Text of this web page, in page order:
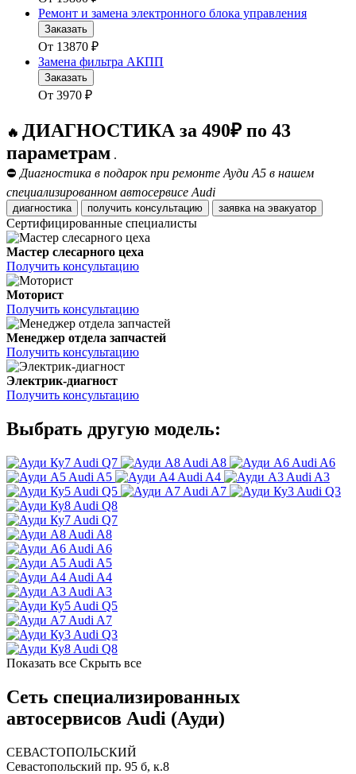
Ремонт и замена электронного блока управления
Заказать
От 13870 ₽
Замена фильтра АКПП
Заказать
От 3970 ₽
🔥 ДИАГНОСТИКА за 490₽ по 43
параметрам .
⛔ Диагностика в подарок при ремонте Ауди А5 в нашем
специализированном автосервисе Audi
диагностика получить консультацию заявка на эвакуатор
Сертифицированные специалисты
Мастер слесарного цеха
Получить консультацию
Моторист
Получить консультацию
Менеджер отдела запчастей
Получить консультацию
Электрик-диагност
Получить консультацию
Выбрать другую модель:
Audi Q7 Audi A8
Audi A6
Audi A5
Audi A4
Audi A3
Audi Q5
Audi A7
Audi Q3
Audi Q8
Audi Q7
Audi A8
Audi A6
Audi A5
Audi A4
Audi A3
Audi Q5
Audi A7
Audi Q3
Audi Q8
Показать все Скрыть все
Сеть специализированных
автосервисов Audi (Ауди)
СЕВАСТОПОЛЬСКИЙ
Севастопольский пр. 95 б, к.8